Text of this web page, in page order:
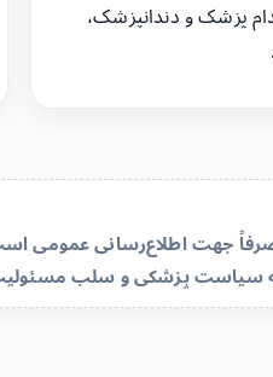
پزشک و دندانپزشک،
جهت اطلاع‌رسانی عمومی
سیاست پزشکی و سلب